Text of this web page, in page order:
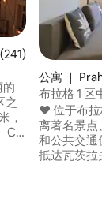
4.98 分（满分 5
之
，
C
公寓 ｜
布拉格 1 区
茨拉夫广场
❤️ 位于布
离著名景点
和公共交通
抵达瓦茨拉夫